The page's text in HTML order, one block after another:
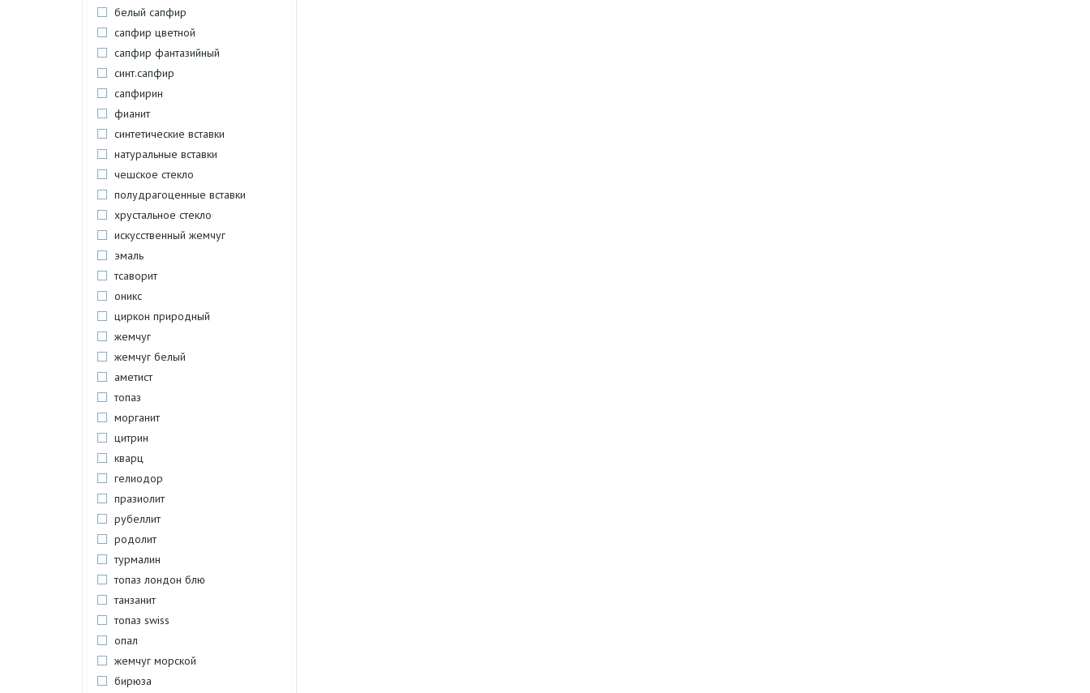
белый сапфир
сапфир цветной
сапфир фантазийный
синт.сапфир
сапфирин
фианит
синтетические вставки
натуральные вставки
чешское стекло
полудрагоценные вставки
хрустальное стекло
искусственный жемчуг
эмаль
тсаворит
оникс
циркон природный
жемчуг
жемчуг белый
аметист
топаз
морганит
цитрин
кварц
гелиодор
празиолит
рубеллит
родолит
турмалин
топаз лондон блю
танзанит
топаз swiss
опал
жемчуг морской
бирюза